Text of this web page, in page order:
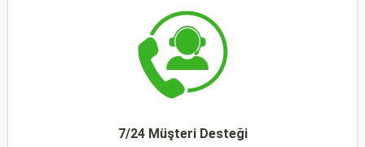
7/24 Müşteri Desteği